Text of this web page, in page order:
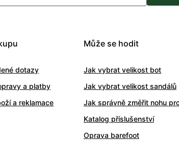
dotazy
a platby
a reklamace
Může se hodit
Jak vybrat velikost bot
Jak vybrat velikost sandálů
Jak správně změřit nohu
Katalog příslušenství
Oprava barefoot